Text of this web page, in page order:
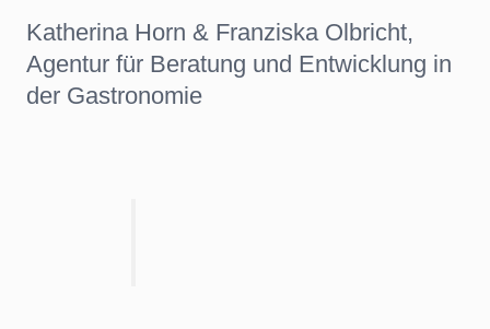
Katherina Horn & Franziska Olbricht,
Agentur für Beratung und Entwicklung in
der Gastronomie